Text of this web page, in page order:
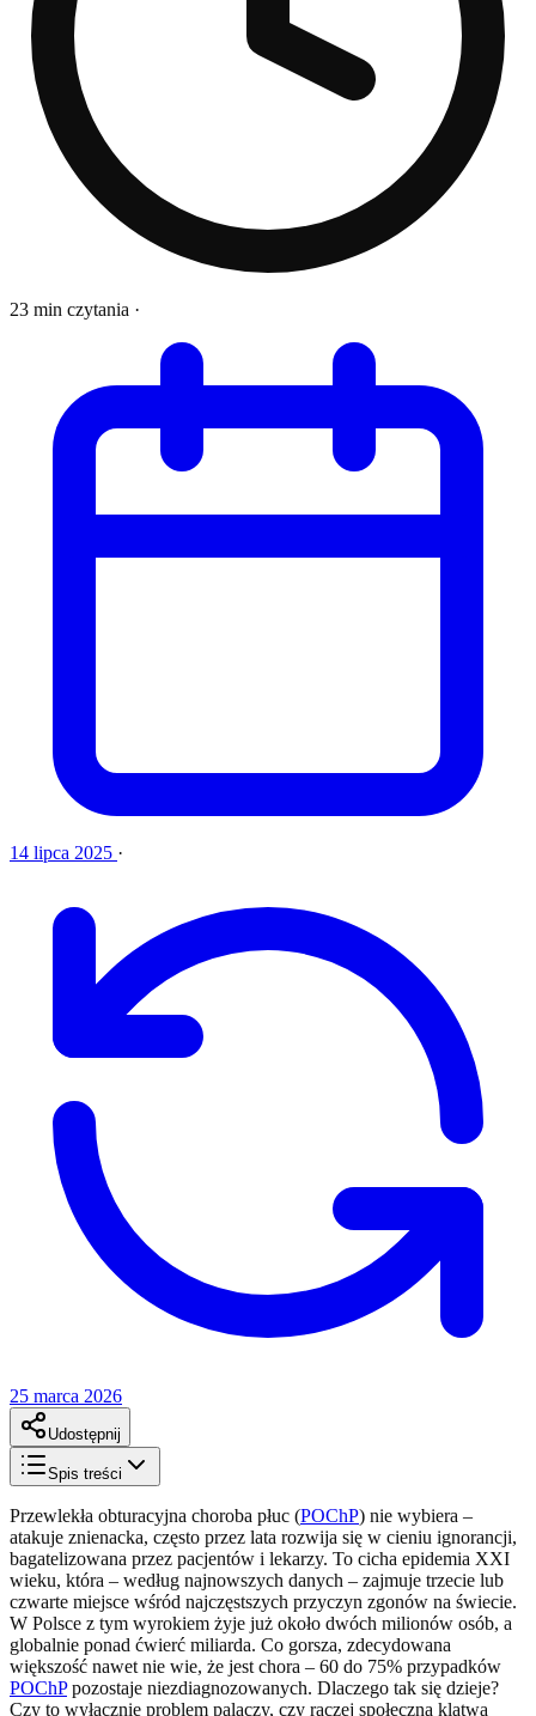
23 min czytania ·
14 lipca 2025 ·
25 marca 2026
Udostępnij
Spis treści
Przewlekła obturacyjna choroba płuc (POChP) nie wybiera –
atakuje znienacka, często przez lata rozwija się w cieniu ignorancji,
bagatelizowana przez pacjentów i lekarzy. To cicha epidemia XXI
wieku, która – według najnowszych danych – zajmuje trzecie lub
czwarte miejsce wśród najczęstszych przyczyn zgonów na świecie.
W Polsce z tym wyrokiem żyje już około dwóch milionów osób, a
globalnie ponad ćwierć miliarda. Co gorsza, zdecydowana
większość nawet nie wie, że jest chora – 60 do 75% przypadków
POChPpozostaje niezdiagnozowanych. Dlaczego tak się dzieje?
Czy to wyłącznie problem palaczy, czy raczej społeczna klątwa